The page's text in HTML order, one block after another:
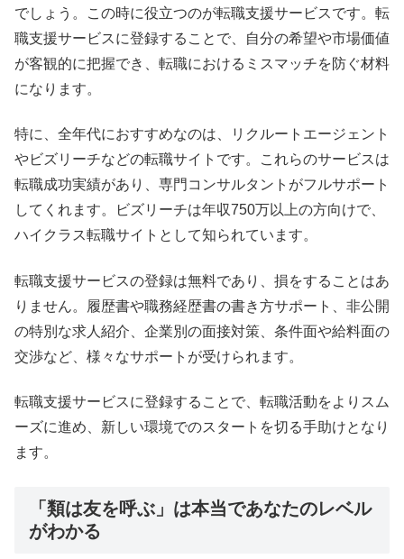
でしょう。この時に役立つのが転職支援サービスです。転
職支援サービスに登録することで、自分の希望や市場価値
が客観的に把握でき、転職におけるミスマッチを防ぐ材料
になります。
特に、全年代におすすめなのは、リクルートエージェント
やビズリーチなどの転職サイトです。これらのサービスは
転職成功実績があり、専門コンサルタントがフルサポート
してくれます。ビズリーチは年収750万以上の方向けで、
ハイクラス転職サイトとして知られています。
転職支援サービスの登録は無料であり、損をすることはあ
りません。履歴書や職務経歴書の書き方サポート、非公開
の特別な求人紹介、企業別の面接対策、条件面や給料面の
交渉など、様々なサポートが受けられます。
転職支援サービスに登録することで、転職活動をよりスム
ーズに進め、新しい環境でのスタートを切る手助けとなり
ます。
「類は友を呼ぶ」は本当であなたのレベル
がわかる